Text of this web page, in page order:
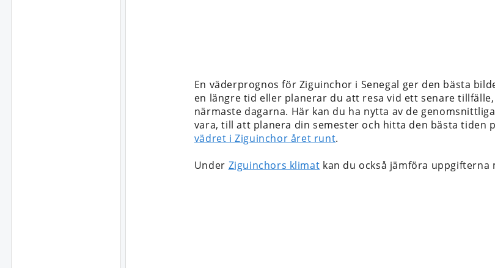
En väderprognos för Ziguinchor i Senegal ger den bästa
en längre tid eller planerar du att resa vid ett senare
närmaste dagarna. Här kan du ha nytta av de
vara, till att planera din semester och hitta den bästa tiden
vädret i Ziguinchor året runt.
Under Ziguinchors klimat kan du också jämföra